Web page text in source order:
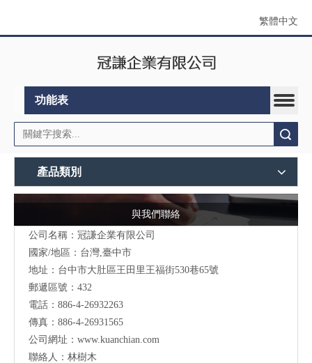
繁體中文
功能表
產品類別
與我們聯絡
公司名稱：冠謙企業有限公司
國家/地區：台灣,臺中市
地址：台中市大肚區王田里王福街530巷65號
郵遞區號：432
電話：886-4-26932263
傳真：886-4-26931565
公司網址： www.kuanchian.com
聯絡人：林樹木